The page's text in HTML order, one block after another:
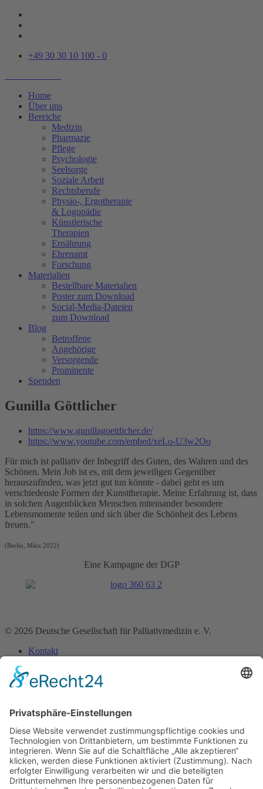
+49 30 30 10 100 - 0
Home
Über uns
Bereiche
Medizin
Pharmazie
Pflege
Psychologie
Seelsorge
Soziale Arbeit
Rechtsberufe
Physio-, Ergotherapie
& Logopädie
Künstlerische
Therapien
Ernährung
Ehrenamt
Forschung
Materialien
Bestellbare Materialien
Poster zum Download
Social-Media-Dateien
zum Download
Blog
Betroffene
Angehörige
Versorgende
Prominente
Spenden
Gunilla Göttlicher
https://www.gunillagoettlicher.de/
https://www.youtube.com/embed/xeLo-U3w2Oo
Für mich ist palliativ der Inbegriff des Guten, des Wahren und des
Schönen. Mein Job ist es, mit dem jeweiligen Gegenüber
herauszufinden, was jetzt gut tun könnte - dabei geht es um
verschiedenste Formen der Kunsttherapie. Meine Erfahrung ist, dass
in solchen Augenblicken Menschen miteinander besondere
Lebensmomente teilen und sich über die Schönheit des Lebens
freuen."
(Berlin, März 2022)
Eine Kampagne der DGP
© 2026 Deutsche Gesellschaft für Palliativmedizin e. V.
Kontakt
Datenschutz­erklärung
Bereiche
Pharmazie
Pflege
Psychologie
Seelsorge
Soziale Arbeit
Rechtsberufe